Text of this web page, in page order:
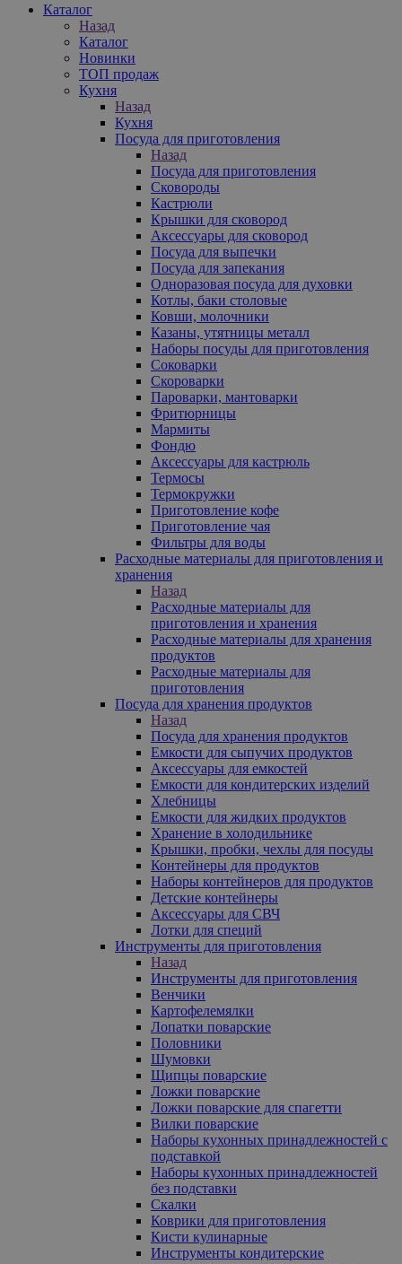
Каталог
Назад
Каталог
Новинки
ТОП продаж
Кухня
Назад
Кухня
Посуда для приготовления
Назад
Посуда для приготовления
Сковороды
Кастрюли
Крышки для сковород
Аксессуары для сковород
Посуда для выпечки
Посуда для запекания
Одноразовая посуда для духовки
Котлы, баки столовые
Ковши, молочники
Казаны, утятницы металл
Наборы посуды для приготовления
Соковарки
Скороварки
Пароварки, мантоварки
Фритюрницы
Мармиты
Фондю
Аксессуары для кастрюль
Термосы
Термокружки
Приготовление кофе
Приготовление чая
Фильтры для воды
Расходные материалы для приготовления и
хранения
Назад
Расходные материалы для
приготовления и хранения
Расходные материалы для хранения
продуктов
Расходные материалы для
приготовления
Посуда для хранения продуктов
Назад
Посуда для хранения продуктов
Емкости для сыпучих продуктов
Аксессуары для емкостей
Емкости для кондитерских изделий
Хлебницы
Емкости для жидких продуктов
Хранение в холодильнике
Крышки, пробки, чехлы для посуды
Контейнеры для продуктов
Наборы контейнеров для продуктов
Детские контейнеры
Аксессуары для СВЧ
Лотки для специй
Инструменты для приготовления
Назад
Инструменты для приготовления
Венчики
Картофелемялки
Лопатки поварские
Половники
Шумовки
Щипцы поварские
Ложки поварские
Ложки поварские для спагетти
Вилки поварские
Наборы кухонных принадлежностей с
подставкой
Наборы кухонных принадлежностей
без подставки
Скалки
Коврики для приготовления
Кисти кулинарные
Инструменты кондитерские